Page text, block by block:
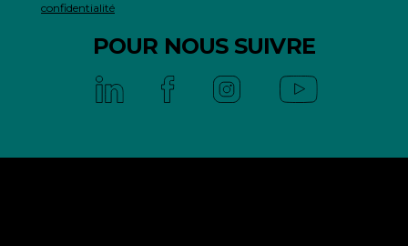
confidentialité
POUR NOUS SUIVRE